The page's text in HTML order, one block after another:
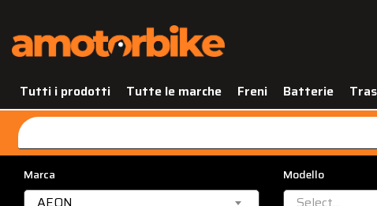
Tutti i prodotti Tutte le marche Freni Batterie
Marca Modello